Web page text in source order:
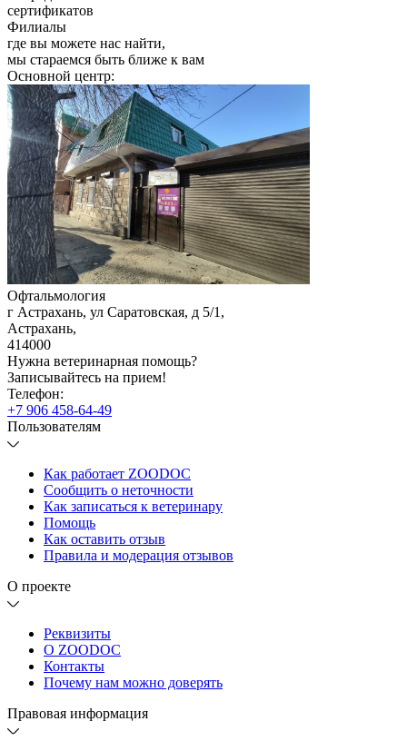
сертификатов
Филиалы
где вы можете нас найти,
мы стараемся быть ближе к вам
Основной центр:
Офтальмология
г Астрахань, ул Саратовская, д 5/1 ,
Астрахань,
414000
Нужна ветеринарная помощь?
Записывайтесь на прием!
Телефон:
+7 906 458-64-49
Пользователям
Как работает ZOODOC
Сообщить о неточности
Как записаться к ветеринару
Помощь
Как оставить отзыв
Правила и модерация отзывов
О проекте
Реквизиты
О ZOODOC
Контакты
Почему нам можно доверять
Правовая информация